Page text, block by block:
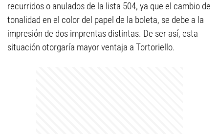
recurridos o anulados de la lista 504, ya que el cambio de
tonalidad en el color del papel de la boleta, se debe a la
impresión de dos imprentas distintas. De ser así, esta
situación otorgaría mayor ventaja a Tortoriello.